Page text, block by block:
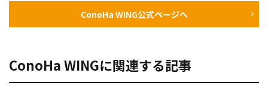
ConoHa WING公式ページへ
ConoHa WINGに関連する記事